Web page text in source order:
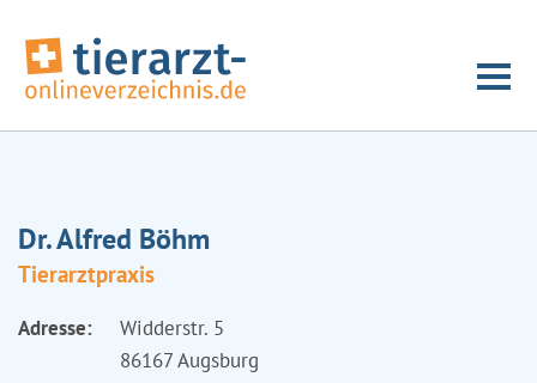
Dr. Alfred Böhm
Tierarztpraxis
Adresse:
Widderstr. 5
86167 Augsburg